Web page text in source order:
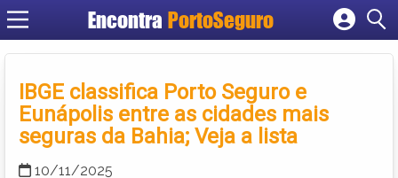
Encontra PortoSeguro
Cadastrar empresa
Criar conta
IBGE classifica Porto Seguro e
Eunápolis entre as cidades mais
seguras da Bahia; Veja a lista
10/11/2025